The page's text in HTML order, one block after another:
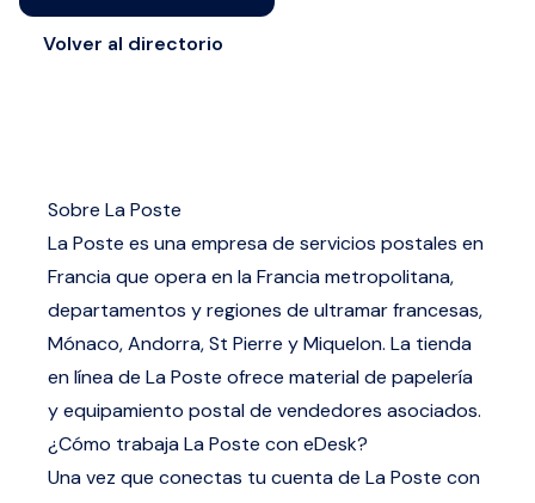
Volver al directorio
Sobre La Poste
La Poste es una empresa de servicios postales en
Francia que opera en la Francia metropolitana,
departamentos y regiones de ultramar francesas,
Mónaco, Andorra, St Pierre y Miquelon. La tienda
en línea de La Poste ofrece material de papelería
y equipamiento postal de vendedores asociados.
¿Cómo trabaja La Poste con eDesk?
Una vez que conectas tu cuenta de La Poste con